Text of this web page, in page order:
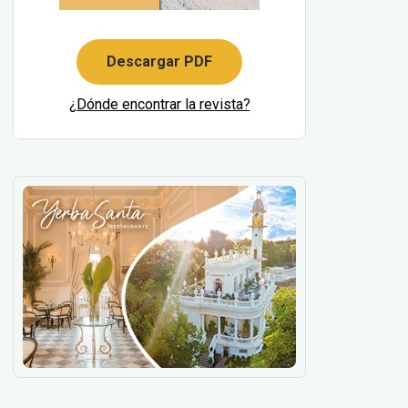
Descargar PDF
¿Dónde encontrar la revista?